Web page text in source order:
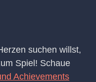
suchen willst,
Spiel! Schaue
Achievements